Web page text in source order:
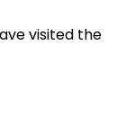
visited the